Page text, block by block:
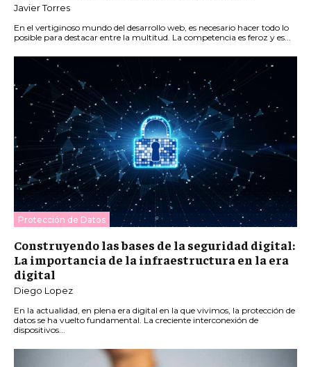
Javier Torres
En el vertiginoso mundo del desarrollo web, es necesario hacer todo lo
posible para destacar entre la multitud. La competencia es feroz y es...
Protección de Datos
Construyendo las bases de la seguridad digital:
La importancia de la infraestructura en la era
digital
Diego Lopez
En la actualidad, en plena era digital en la que vivimos, la protección de
datos se ha vuelto fundamental. La creciente interconexión de
dispositivos...